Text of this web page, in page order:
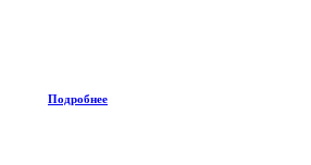
Подробнее